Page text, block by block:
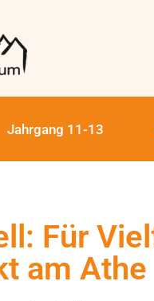
Jahrgang 11-13
Für
am Athe